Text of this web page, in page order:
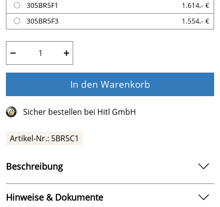
305BR5F1
1.614,- €
305BR5F3
1.554,- €
− +
In den Warenkorb
Sicher bestellen bei Hitl GmbH
Artikel-Nr.: 5BR5C1
Beschreibung
STA-RITE Bronzepumpe 5BR
Hinweise & Dokumente